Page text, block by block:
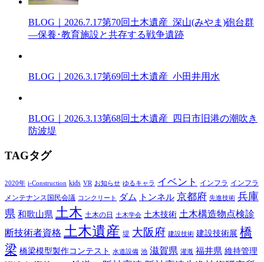
BLOG｜2026.7.17第70回土木遺産_深山(みやま)砲台群
―保養･教育施設と共存する戦争遺跡
BLOG｜2026.3.17第69回土木遺産_小田井用水
BLOG｜2026.3.13第68回土木遺産_四日市旧港の潮吹き
防波堤
TAGタグ
2020年 i-Construction kids VR お知らせ ゆるキャラ イベント インフラ インフラ
メンテナンス国民会議 コンクリート ダム トンネル 京都府 先進技術 兵庫
県 和歌山県 土木 土木の日 土木学会 土木技術 土木構造物点検診
断技術者資格 土木遺産 堤 大阪府 建設技術 建設技術展 橋
梁 橋梁模型製作コンテスト 水道設備 池 滋賀県 灌漑 福井県 維持管理